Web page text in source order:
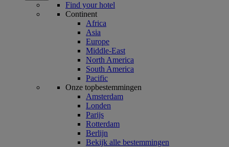
Find your hotel
Continent
Africa
Asia
Europe
Middle-East
North America
South America
Pacific
Onze topbestemmingen
Amsterdam
Londen
Parijs
Rotterdam
Berlijn
Bekijk alle bestemmingen